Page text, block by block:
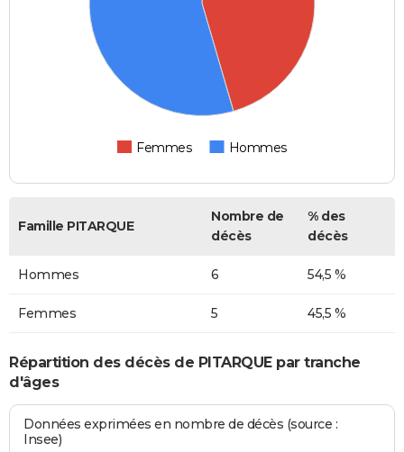
Femmes Hommes
Famille PITARQUE
Nombre de
décès
% des
décès
Hommes 6 54,5 %
Femmes 5 45,5 %
Répartition des décès de PITARQUE par tranche
d'âges
Données exprimées en nombre de décès (source :
Insee)